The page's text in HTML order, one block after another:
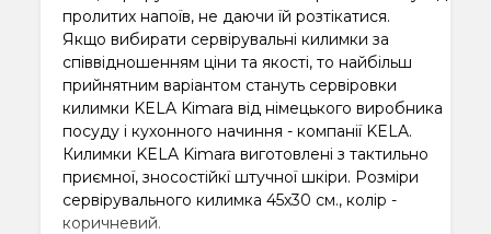
пролитих напоїв, не даючи їй розтікатися.
Якщо вибирати сервірувальні килимки за
співвідношенням ціни та якості, то найбільш
прийнятним варіантом стануть сервіровки
килимки KELA Kimara від німецького виробника
посуду і кухонного начиння - компанії KELA.
Килимки KELA Kimara виготовлені з тактильно
приємної, зносостійкї штучної шкіри. Розміри
сервірувального килимка 45х30 см., колір -
коричневий.